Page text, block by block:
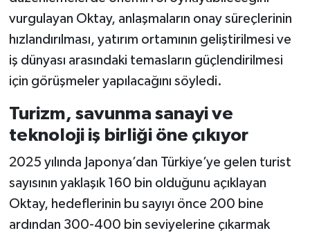
vurgulayan Oktay, anlaşmaların onay süreçlerinin
hızlandırılması, yatırım ortamının geliştirilmesi ve
iş dünyası arasındaki temasların güçlendirilmesi
için görüşmeler yapılacağını söyledi.
Turizm, savunma sanayi ve
teknoloji iş birliği öne çıkıyor
2025 yılında Japonya’dan Türkiye’ye gelen turist
sayısının yaklaşık 160 bin olduğunu açıklayan
Oktay, hedeflerinin bu sayıyı önce 200 bine
ardından 300-400 bin seviyelerine çıkarmak